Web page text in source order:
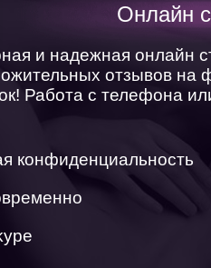
Онлайн
и надежная онлайн
отзывов на
Работа с телефона
конфиденциальность
ХОЧУ РАБОТАТЬ